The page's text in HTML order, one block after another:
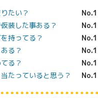
たい？
装した事ある？
持ってる？
る？
る？
たっていると思う？